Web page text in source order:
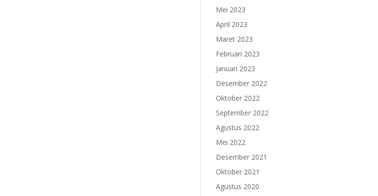
Mei 2023
April 2023
Maret 2023
Februari 2023
Januari 2023
Desember 2022
Oktober 2022
September 2022
Agustus 2022
Mei 2022
Desember 2021
Oktober 2021
Agustus 2020